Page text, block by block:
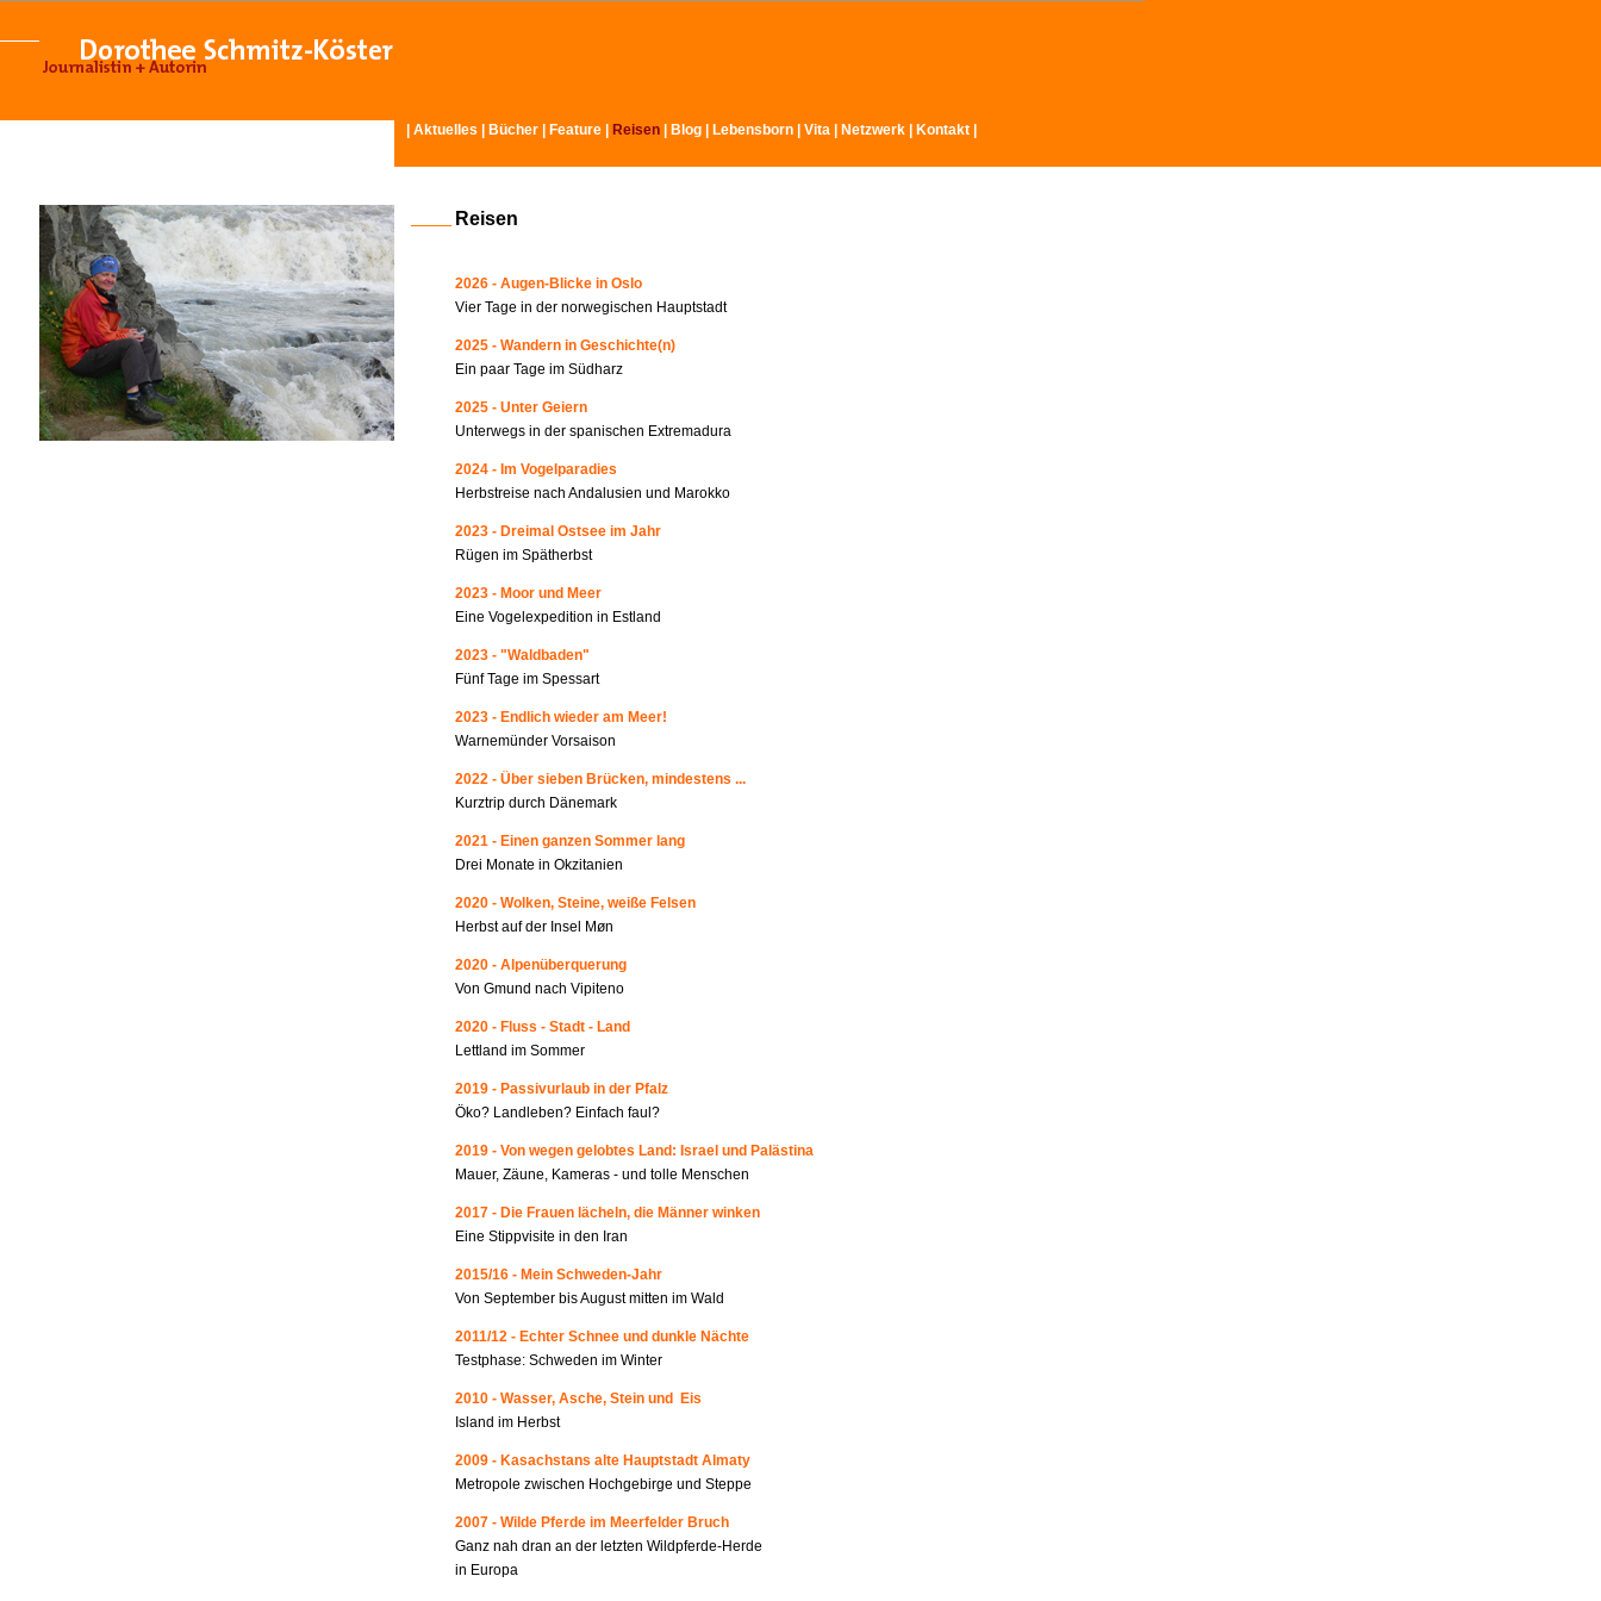
Aktuelles Bücher Feature Reisen Blog | Lebensborn Vita Netzwerk Kontakt
Reisen
2026 - Augen-Blicke in Oslo
Vier Tage in der norwegischen Hauptstadt
2025 - Wandern in Geschichte(n)
Ein paar Tage im Südharz
2025 - Unter Geiern
Unterwegs in der spanischen Extremadura
2024 - Im Vogelparadies
Herbstreise nach Andalusien und Marokko
2023 - Dreimal Ostsee im Jahr
Rügen im Spätherbst
2023 - Moor und Meer
Eine Vogelexpedition in Estland
2023 - "Waldbaden"
Fünf Tage im Spessart
2023 - Endlich wieder am Meer!
Warnemünder Vorsaison
2022 - Über sieben Brücken, mindestens ...
Kurztrip durch Dänemark
2021 - Einen ganzen Sommer lang
Drei Monate in Okzitanien
2020 - Wolken, Steine, weiße Felsen
Herbst auf der Insel Møn
2020 - Alpenüberquerung
Von Gmund nach Vipiteno
2020 - Fluss - Stadt - Land
Lettland im Sommer
2019 - Passivurlaub in der Pfalz
Öko? Landleben? Einfach faul?
2019 - Von wegen gelobtes Land: Israel und Palästina
Mauer, Zäune, Kameras - und tolle Menschen
2017 - Die Frauen lächeln, die Männer winken
Eine Stippvisite in den Iran
2015/16 - Mein Schweden-Jahr
Von September bis August mitten im Wald
2011/12 - Echter Schnee und dunkle Nächte
Testphase: Schweden im Winter
2010 - Wasser, Asche, Stein und Eis
Island im Herbst
2009 - Kasachstans alte Hauptstadt Almaty
Metropole zwischen Hochgebirge und Steppe
2007 - Wilde Pferde im Meerfelder Bruch
Ganz nah dran an der letzten Wildpferde-Herde
in Europa